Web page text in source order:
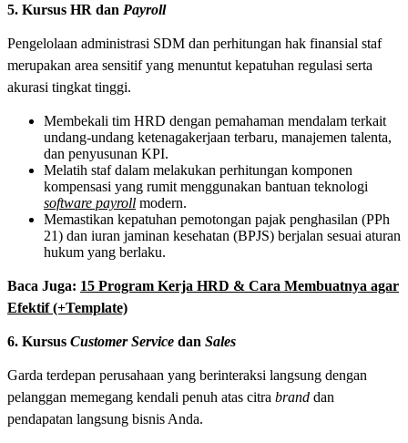
5. Kursus HR dan Payroll
Pengelolaan administrasi SDM dan perhitungan hak finansial staf
merupakan area sensitif yang menuntut kepatuhan regulasi serta
akurasi tingkat tinggi.
Membekali tim HRD dengan pemahaman mendalam terkait
undang-undang ketenagakerjaan terbaru, manajemen talenta,
dan penyusunan KPI.
Melatih staf dalam melakukan perhitungan komponen
kompensasi yang rumit menggunakan bantuan teknologi
software payroll modern.
Memastikan kepatuhan pemotongan pajak penghasilan (PPh
21) dan iuran jaminan kesehatan (BPJS) berjalan sesuai aturan
hukum yang berlaku.
Baca Juga: 15 Program Kerja HRD & Cara Membuatnya agar
Efektif (+Template)
6. Kursus Customer Service dan Sales
Garda terdepan perusahaan yang berinteraksi langsung dengan
pelanggan memegang kendali penuh atas citra brand dan
pendapatan langsung bisnis Anda.